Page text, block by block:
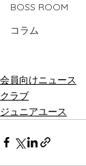
BOSS ROOM
コラム
会員向けニュース
クラブ
ジュニアユース